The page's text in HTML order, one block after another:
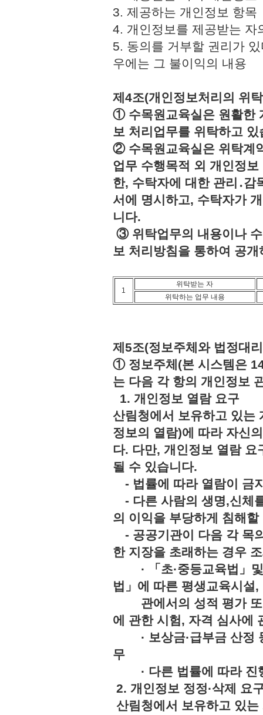
3. 제공하는 개인정보
4. 개인정보를 제공받는
5. 동의를 거부할 권리가
우에는 그 불이익의 내용
제4조(개인정보처리의 위
① 수목원교육실은 원활한
보 처리업무를 위탁하고
② 수목원교육실은 위탁계
업무 수행목적 외 개인정
한, 수탁자에 대한 관리․감
서에 명시하고, 수탁자가
니다.
③ 위탁업무의 내용이나
보 처리방침을 통하여 공
1
위탁받는 자
위탁하는 업무 내용
제5조(정보주체와 법정대
① 정보주체(본 시스템은
는 다음 각 항의 개인정보
1. 개인정보 열람 요구
산림청에서 보유하고 있는
정보의 열람)에 따라 자신
다. 다만, 개인정보 열람
될 수 있습니다.
- 법률에 따라 열람이
- 다른 사람의 생명,신체
의 이익을 부당하게 침
- 공공기관이 다음 각 목
한 지장을 초래하는 경우
· 「초·중등교육법」및
법」에 따른 평생교육시설
관에서의 성적 평가 또
에 관한 시험, 자격 심사에
· 보상금·급부금 산정
무
· 다른 법률에 따라 진
2. 개인정보 정정·삭제 요
산림청에서 보유하고 있